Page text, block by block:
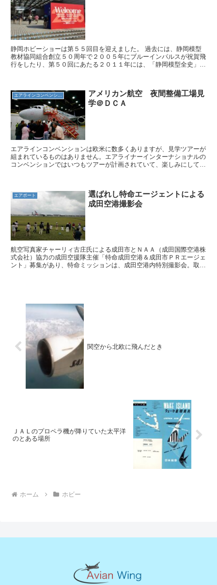
静岡ホビーショーは第５５回目を迎えました。 過去には、静岡模型
教材協同組合創立５０周年で２００５年にブルーインパルスが祝賀飛
行をしたり、第５０回にあたる２０１１年には、「静岡模型全史」が
アメリカン航空 夜間整備工場見
学＠ＤＣＡ
エアラインコンベンションは欧米に数多くありますが、見学ツアーが
組まれているものはありません。エアライナーインターナショナルの
コンベンションではいつもツアーが計画されていて、楽しみにしてい
エアポート
選ばれし特命エージェントによる
成田空港撮影会
航空写真家チャーリィ古庄氏による成田市とＮＡＡ（成田国際空港株
式会社）協力の成田空援隊主催「特命成田空港＆成田市ＰＲエージェ
ント」募集があり、特命ミッションは、成田空港内特別撮影会。取材
関空から北欧に飛んだとき
ＪＡＬのプロペラ機が降りていた太平洋
のとある場所
ホーム ホビー